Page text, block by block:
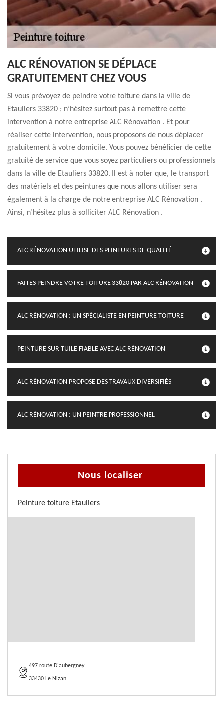
ALC RÉNOVATION SE DÉPLACE
GRATUITEMENT CHEZ VOUS
Si vous prévoyez de peindre votre toiture dans la ville de
Etauliers 33820 ; n’hésitez surtout pas à remettre cette
intervention à notre entreprise ALC Rénovation . Et pour
réaliser cette intervention, nous proposons de nous déplacer
gratuitement à votre domicile. Vous pouvez bénéficier de cette
gratuité de service que vous soyez particuliers ou professionnels
dans la ville de Etauliers 33820. Il est à noter que, le transport
des matériels et des peintures que nous allons utiliser sera
également à la charge de notre entreprise ALC Rénovation .
Ainsi, n’hésitez plus à solliciter ALC Rénovation .
ALC RÉNOVATION UTILISE DES PEINTURES DE QUALITÉ
FAITES PEINDRE VOTRE TOITURE 33820 PAR ALC RÉNOVATION
ALC RÉNOVATION : UN SPÉCIALISTE EN PEINTURE TOITURE
PEINTURE SUR TUILE FIABLE AVEC ALC RÉNOVATION
ALC RÉNOVATION PROPOSE DES TRAVAUX DIVERSIFIÉS
ALC RÉNOVATION : UN PEINTRE PROFESSIONNEL
Nous localiser
Peinture toiture Etauliers
497 route D'aubergney
33430 Le Nizan